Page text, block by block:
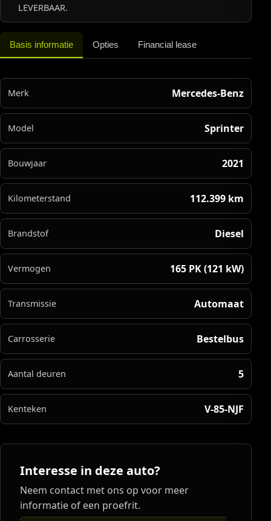
LEVERBAAR.
Basis informatie Opties Financial lease
Merk Mercedes-Benz
Model Sprinter
Bouwjaar 2021
Kilometerstand 112.399 km
Brandstof Diesel
Vermogen 165 PK (121 kW)
Transmissie Automaat
Carrosserie Bestelbus
Aantal deuren 5
Kenteken V-85-NJF
Interesse in deze auto?
Neem contact met ons op voor meer
informatie of een proefrit.